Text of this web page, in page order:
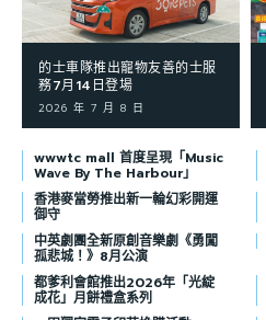
的士車隊推出寵物友善的士服
務7月14日登場
2026 年 7 月 8 日
wwwtc mall 首度呈現「Music
Wave By The Harbour」
香港麥當勞推出新一輪幻彩開運
御守
中英劇團全新原創音樂劇《勇闖
孤悲城！》8月公演
都爹利會館推出2026年「光綻
成花」月餅禮盒系列